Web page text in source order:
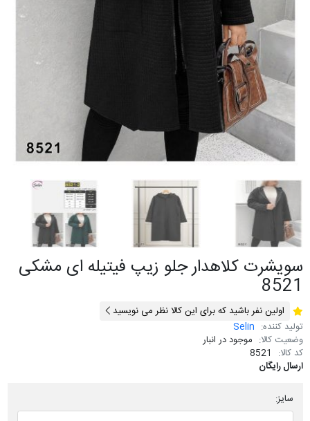
سویشرت کلاهدار جلو زیپ فیتیله ای مشکی
8521
اولین نفر باشید که برای این کالا نظر می نویسید
تولید کننده: Selin
وضعیت کالا: موجود در انبار
کد کالا: 8521
ارسال رایگان
سایز: